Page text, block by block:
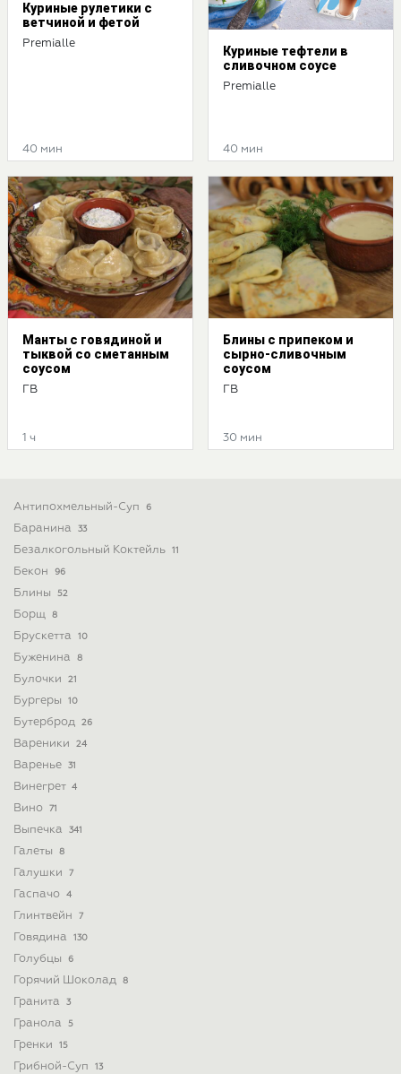
Куриные рулетики с
ветчиной и фетой
Premialle
40 мин
Куриные тефтели в
сливочном соусе
Premialle
40 мин
Манты с говядиной и
тыквой со сметанным
соусом
ГВ
1 ч
Блины с припеком и
сырно-сливочным
соусом
ГВ
30 мин
Антипохмельный-Суп 6
Баранина 33
Безалкогольный Коктейль 11
Бекон 96
Блины 52
Борщ 8
Брускетта 10
Буженина 8
Булочки 21
Бургеры 10
Бутерброд 26
Вареники 24
Варенье 31
Винегрет 4
Вино 71
Выпечка 341
Галеты 8
Галушки 7
Гаспачо 4
Глинтвейн 7
Говядина 130
Голубцы 6
Горячий Шоколад 8
Гранита 3
Гранола 5
Гренки 15
Грибной-Суп 13